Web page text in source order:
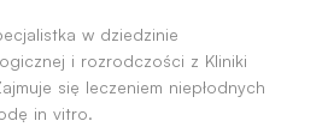
w dziedzinie
i rozrodczości z Kliniki
się leczeniem niepłodnych
in vitro.